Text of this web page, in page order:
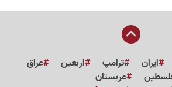
ایران ترامپ اربعین
عراق
عربستان